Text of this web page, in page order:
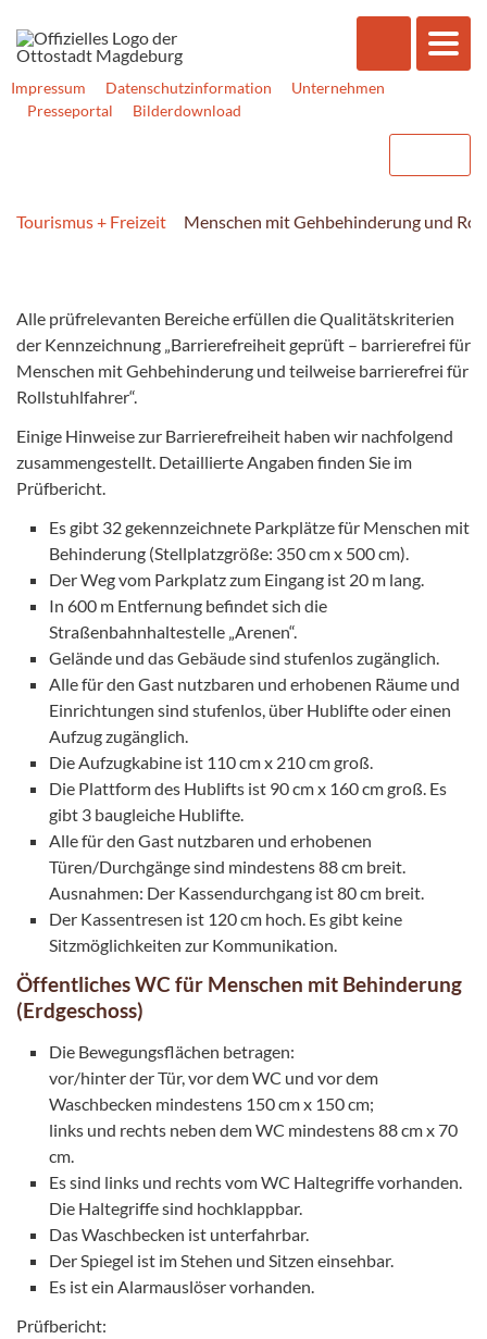
Impressum Datenschutzinformation
Unternehmen
Presseportal
Bilderdownload
Tourismus + Freizeit Menschen mit Gehbehinderung und
Alle prüfrelevanten Bereiche erfüllen die Qualitätskriterien
der Kennzeichnung „Barrierefreiheit geprüft – barrierefrei für
Menschen mit Gehbehinderung und teilweise barrierefrei für
Rollstuhlfahrer“.
Einige Hinweise zur Barrierefreiheit haben wir nachfolgend
zusammengestellt. Detaillierte Angaben finden Sie im
Prüfbericht.
Es gibt 32 gekennzeichnete Parkplätze für Menschen mit
Behinderung (Stellplatzgröße: 350 cm x 500 cm).
Der Weg vom Parkplatz zum Eingang ist 20 m lang.
In 600 m Entfernung befindet sich die
Straßenbahnhaltestelle „Arenen“.
Gelände und das Gebäude sind stufenlos zugänglich.
Alle für den Gast nutzbaren und erhobenen Räume und
Einrichtungen sind stufenlos, über Hublifte oder einen
Aufzug zugänglich.
Die Aufzugkabine ist 110 cm x 210 cm groß.
Die Plattform des Hublifts ist 90 cm x 160 cm groß. Es
gibt 3 baugleiche Hublifte.
Alle für den Gast nutzbaren und erhobenen
Türen/Durchgänge sind mindestens 88 cm breit.
Ausnahmen: Der Kassendurchgang ist 80 cm breit.
Der Kassentresen ist 120 cm hoch. Es gibt keine
Sitzmöglichkeiten zur Kommunikation.
Öffentliches WC für Menschen mit Behinderung
(Erdgeschoss)
Die Bewegungsflächen betragen:
vor/hinter der Tür, vor dem WC und vor dem
Waschbecken mindestens 150 cm x 150 cm;
links und rechts neben dem WC mindestens 88 cm x 70
cm.
Es sind links und rechts vom WC Haltegriffe vorhanden.
Die Haltegriffe sind hochklappbar.
Das Waschbecken ist unterfahrbar.
Der Spiegel ist im Stehen und Sitzen einsehbar.
Es ist ein Alarmauslöser vorhanden.
Prüfbericht: